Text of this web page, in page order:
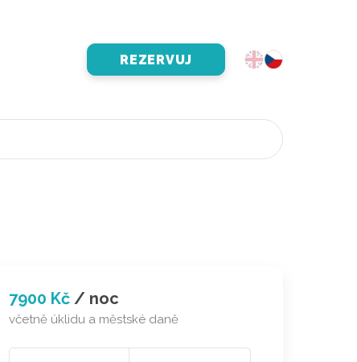
REZERVUJ
7900 Kč/ noc
včetně úklidu a městské daně